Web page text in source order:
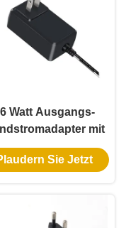
Watt Ausgangs-
mit
240Vac-Eingang
3 Jahre Garantie für
Sie Jetzt